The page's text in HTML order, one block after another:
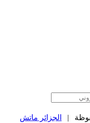
الجزائر ماتش